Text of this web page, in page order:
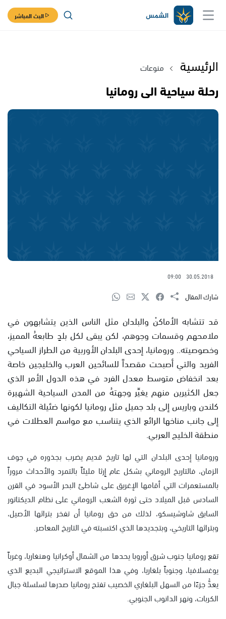
البث المباشر
الرئيسية منوعات
رحلة سياحية الى رومانيا
30.05.2018
09:00
شارك المقال
قد تتشابه الأماكنْ والبلدان مثل الناس الذين يتشابهون في
ملامحهم وقسمات وجوهم، لكن يبقى لكل بلدٍ طابعهُ المميز،
وخصوصيته.. ورومانيا، إحدى البلدان الأوربية من الطراز السياحي
الفريد والتي أصبحت مقصداً للسائحين العرب والخليجين خاصة
بعد انخفاض متوسط معدل الفرد في هذه الدول الأمر الذي
جعل الكثيرين منهم يغيِّر وجهتهُ من المدن السياحية الشهيرة
كلندن وباريس إلى بلد جميل مثل رومانيا لكونها ضئيلة التكاليف
إلى جانب مناخها الرائع الذي يتناسب مع مواسم العطلات في
منطقة الخليج العربي.
ورومانيا إحدى البلدان التي لها تاريخ قديم يضرب بجذوره في جوف
الزمان، فالتاريخ الروماني بشكل عام إِرثا مليئاً بالتمرد والأحداث مروراً
بالمستعمرات التي أقامها الإغريق على شاطئ البحر الأسود في القرن
السادس قبل الميلاد حتى ثورة الشعب الروماني على نظام الديكتاتور
السابق شاوشيسكو، لذلك من حق رومانيا أن تفخر بتراثها الأصيل،
وبتراثها التاريخي، وبتجديدها الذي اكتسبته في التاريخ المعاصر.
تقع رومانيا جنوب شرق أوروبا يحدها من الشمال أوكرانيا وهنغاريا، وغرباً
يوغسلافيا، وجنوباً بلغاريا، وفي هذا الموقع الاستراتيجي البديع الذي
يعدُّ جزءًا من السهل البلغاري الخصيب تفتح رومانيا صدرها لسلسلة جبال
الكربات، ونهر الدانوب الجنوبي.